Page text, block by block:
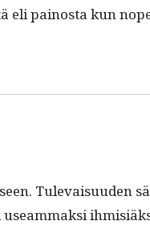
eli pain­os­ta kun
Tule­vaisu­u­den